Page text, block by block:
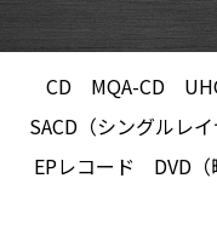
CD MQA-CD
SACD（シングルレイ
EPレコード
DVD（